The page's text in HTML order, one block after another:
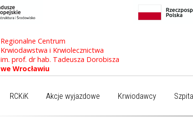
Regionalne Centrum
Krwiodawstwa i Krwiolecznictwa
im. prof. dr hab. Tadeusza Dorobisza
we Wrocławiu
RCKiK Akcje wyjazdowe Krwiodawcy